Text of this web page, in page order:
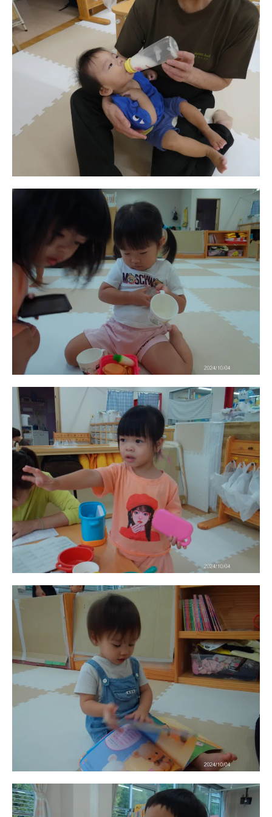
お知らせ
今日の幼稚園